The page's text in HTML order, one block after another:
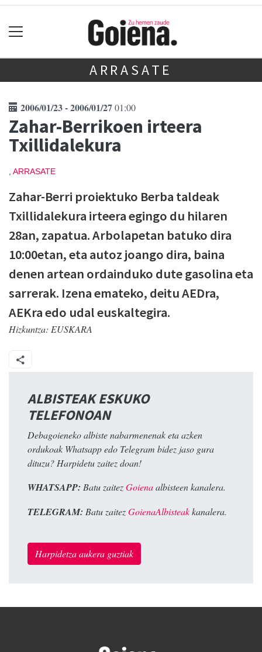
ARRASATE
2006/01/23 - 2006/01/2701:00
Zahar-Berrikoen irteera
Txillidalekura
ARRASATE
Zahar-Berri proiektuko Berba taldeak
Txillidalekura irteera egingo du hilaren
28an, zapatua. Arbolapetan batuko dira
10:00etan, eta autoz joango dira, baina
denen artean ordainduko dute gasolina eta
sarrerak. Izena emateko, deitu AEDra,
AEKra edo udal euskaltegira.
Hizkuntza: EUSKARA
ALBISTEAK ESKUKO
TELEFONOAN
Debagoieneko albiste nabarmenenak eta azken
ordukoak Whatsapp edo Telegram bidez jaso gura
dituzu? Harpidetu zaitez doan!
WHATSAPP: Batu zaitezGoienaalbisteen kanalera.
TELEGRAM: Batu zaitezGoienaAlbisteakkanalera.
Harpidetza aukera guztiak